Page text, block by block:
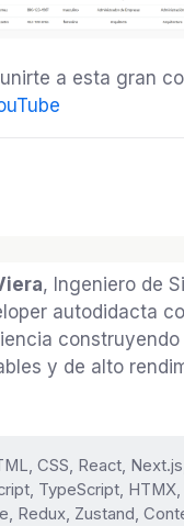
unirte a esta gran
, Ingeniero de
autodidacta
y de alto
CSS, React,
TypeScript, HTMX,
Redux, Zustand,